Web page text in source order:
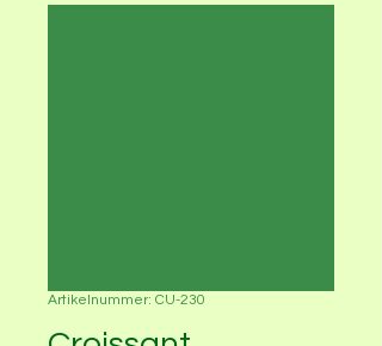
Artikelnummer: CU-230